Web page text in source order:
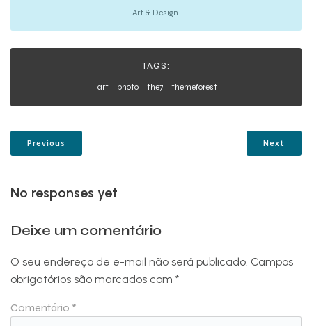
Art & Design
TAGS:
art photo the7 themeforest
Previous Next
No responses yet
Deixe um comentário
O seu endereço de e-mail não será publicado. Campos
obrigatórios são marcados com *
Comentário *